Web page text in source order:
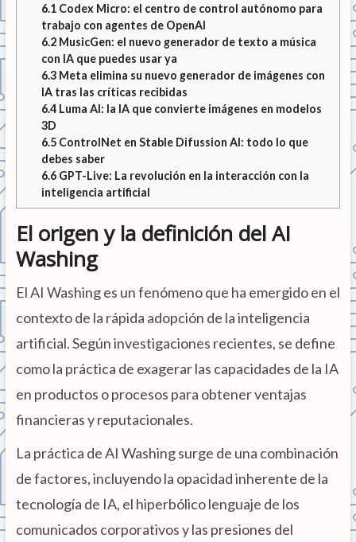
6.1 Codex Micro: el centro de control autónomo para
trabajo con agentes de OpenAI
6.2 MusicGen: el nuevo generador de texto a música
con IA que puedes usar ya
6.3 Meta elimina su nuevo generador de imágenes con
IA tras las críticas recibidas
6.4 Luma AI: la IA que convierte imágenes en modelos
3D
6.5 ControlNet en Stable Difussion AI: todo lo que
debes saber
6.6 GPT-Live: La revolución en la interacción con la
inteligencia artificial
El origen y la definición del AI
Washing
El AI Washing es un fenómeno que ha emergido en el
contexto de la rápida adopción de la inteligencia
artificial. Según investigaciones recientes, se define
como la práctica de exagerar las capacidades de la IA
en productos o procesos para obtener ventajas
financieras y reputacionales.
La práctica de AI Washing surge de una combinación
de factores, incluyendo la opacidad inherente de la
tecnología de IA, el hiperbólico lenguaje de los
comunicados corporativos y las presiones del